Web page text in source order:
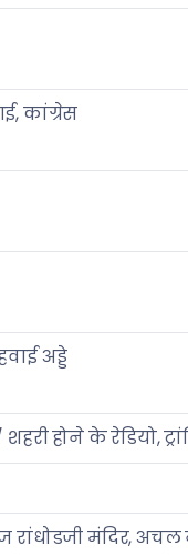
कांग्रेस
अड्डे
शहरी होने के रेडियो,
रांधोडजी मंदिर,